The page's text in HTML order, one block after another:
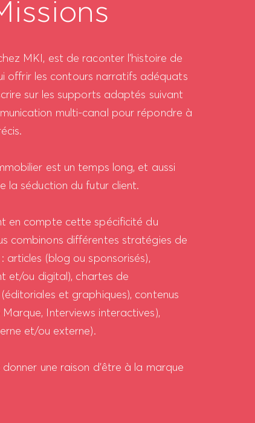
MKI, est de raconter l’histoire de
offrir les contours narratifs adéquats
sur les supports adaptés suivant
multi-canal pour répondre à
est un temps long, et aussi
la séduction du futur client.
en compte cette spécificité du
combinons différentes stratégies de
articles (blog ou sponsorisés),
et/ou digital), chartes de
et graphiques), contenus
Interviews interactives),
et/ou externe).
une raison d’être à la marque